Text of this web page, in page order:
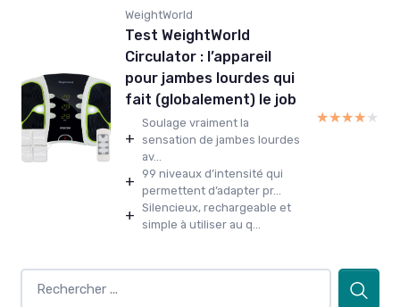
WeightWorld
Test WeightWorld
Circulator : l’appareil
pour jambes lourdes qui
fait (globalement) le job
+
Soulage vraiment la
sensation de jambes lourdes
av...
+
99 niveaux d’intensité qui
permettent d’adapter pr...
+ Silencieux, rechargeable et
simple à utiliser au q...
★★★★★
★★★★★